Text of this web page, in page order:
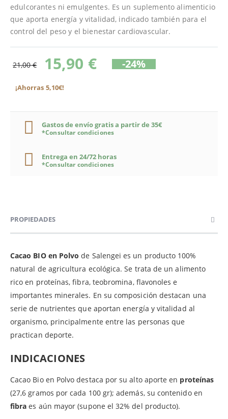
edulcorantes ni emulgentes. Es un suplemento alimenticio
que aporta energía y vitalidad, indicado también para el
control del peso y el bienestar cardiovascular.
21,00 € 15,90 € -24%
¡Ahorras 5,10€!
Gastos de envío gratis a partir de 35€
*Consultar condiciones
Entrega en 24/72 horas
*Consultar condiciones
PROPIEDADES
Cacao BIO en Polvode Salengei es un producto 100%
natural de agricultura ecológica. Se trata de un alimento
rico en proteínas, fibra, teobromina, flavonoles e
importantes minerales. En su composición destacan una
serie de nutrientes que aportan energía y vitalidad al
organismo, principalmente entre las personas que
practican deporte.
INDICACIONES
Cacao Bio en Polvo destaca por su alto aporte en proteínas
(27,6 gramos por cada 100 gr); además, su contenido en
fibra es aún mayor (supone el 32% del producto).